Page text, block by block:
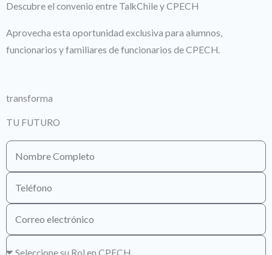
Descubre el convenio entre TalkChile y CPECH
Aprovecha esta oportunidad exclusiva para alumnos,
funcionarios y familiares de funcionarios de CPECH.
transforma
TU FUTURO
Nombre
Completo
Teléfono
Correo
electrónico
Rol